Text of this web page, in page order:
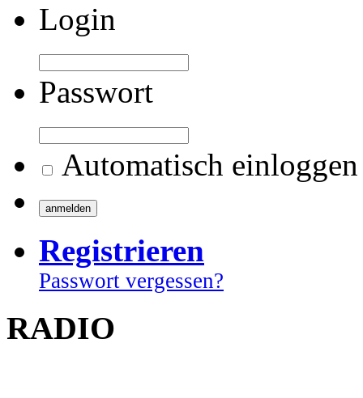
Login
Passwort
Automatisch einloggen
Registrieren
Passwort vergessen?
RADIO